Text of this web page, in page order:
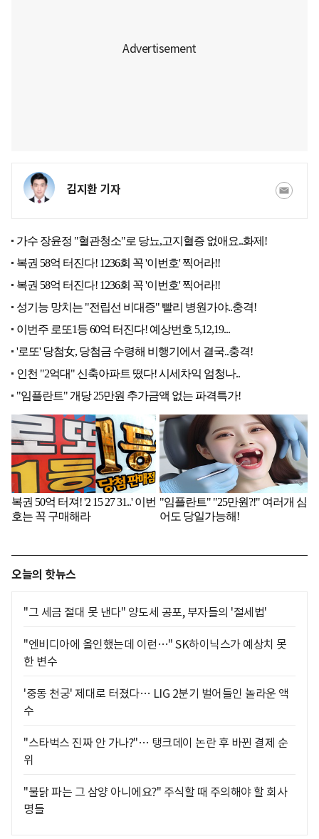
김지환 기자
오늘의 핫뉴스
"그 세금 절대 못 낸다" 양도세 공포, 부자들의 '절세법'
"엔비디아에 올인했는데 이런…" SK하이닉스가 예상치 못
한 변수
'중동 천궁' 제대로 터졌다… LIG 2분기 벌어들인 놀라운 액
수
"스타벅스 진짜 안 가나?"… 탱크데이 논란 후 바뀐 결제 순
위
"불닭 파는 그 삼양 아니에요?" 주식할 때 주의해야 할 회사
명들